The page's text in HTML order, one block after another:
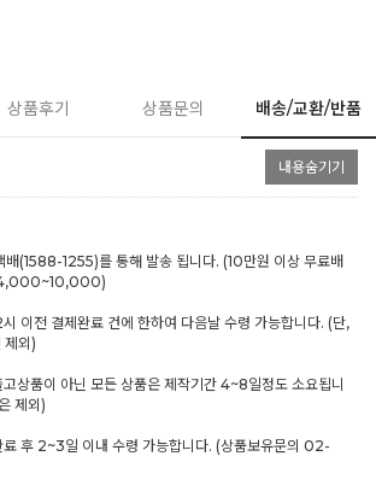
상품후기 상품문의 배송/교환/반품
내용숨기기
배(1588-1255)를 통해 발송 됩니다. (10만원 이상 무료배
4,000~10,000)
이전 결제완료 건에 한하여 다음날 수령 가능합니다. (단,
제외)
고상품이 아닌 모든 상품은 제작기간 4~8일정도 소요됩니
제외)
료 후 2~3일 이내 수령 가능합니다. (상품보유문의 02-